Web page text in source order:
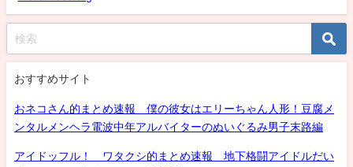
おすすめサイト
おネコさん的まとめ速報 僕の彼女はエリーちゃん人形！豆腐メ
ンタルメンヘラ電波中年アルバイターのぬいぐるみ男子末路編
アイドッフル！ ワタクシ的まとめ速報 地下格闘アイドルだい